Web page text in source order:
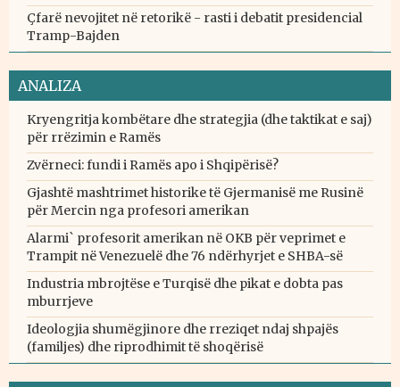
Çfarë nevojitet në retorikë - rasti i debatit presidencial
Tramp-Bajden
ANALIZA
Kryengritja kombëtare dhe strategjia (dhe taktikat e saj)
për rrëzimin e Ramës
Zvërneci: fundi i Ramës apo i Shqipërisë?
Gjashtë mashtrimet historike të Gjermanisë me Rusinë
për Mercin nga profesori amerikan
Alarmi` profesorit amerikan në OKB për veprimet e
Trampit në Venezuelë dhe 76 ndërhyrjet e SHBA-së
Industria mbrojtëse e Turqisë dhe pikat e dobta pas
mburrjeve
Ideologjia shumëgjinore dhe rreziqet ndaj shpajës
(familjes) dhe riprodhimit të shoqërisë